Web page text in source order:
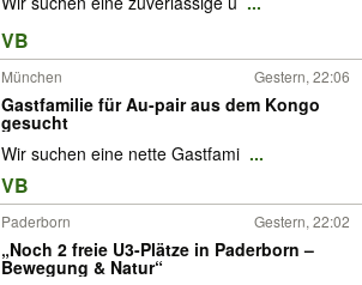
VB
München Gestern, 22:06
Gastfamilie für Au-pair aus dem Kongo
gesucht
Wir suchen eine nette Gastfami ...
VB
Paderborn Gestern, 22:02
„Noch 2 freie U3-Plätze in Paderborn –
Bewegung & Natur“